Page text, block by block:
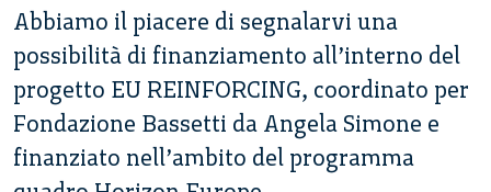
Abbiamo il piacere di segnalarvi una
possibilità di finanziamento all’interno del
progetto EU REINFORCING, coordinato per
Fondazione Bassetti da Angela Simone e
finanziato nell’ambito del programma